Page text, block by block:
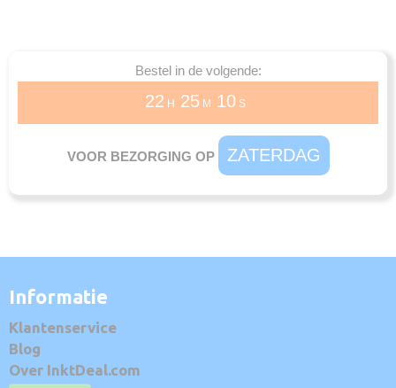
Bestel in de volgende:
22 H 25 M 09 S
VOOR BEZORGING OP ZATERDAG
Informatie
Klantenservice
Blog
Over InktDeal.com